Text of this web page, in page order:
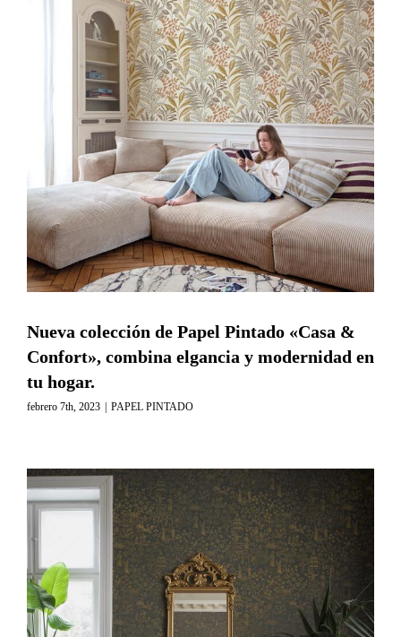
Nueva colección de Papel Pintado «Casa &
Confort», combina elgancia y modernidad en
tu hogar.
febrero 7th, 2023 | PAPEL PINTADO